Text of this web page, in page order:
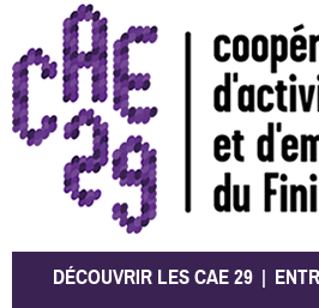
CAE 29
DÉCOUVRIR LES CAE 29